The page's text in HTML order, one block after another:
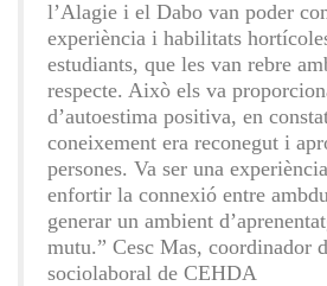
l’Alagie i el Dabo van poder
experiència i habilitats
estudiants, que les van rebre
respecte. Això els va
d’autoestima positiva, en
coneixement era reconegut i
persones. Va ser una
enfortir la connexió entre
generar un ambient
mutu.” Cesc Mas, coordinador
sociolaboral de CEHDA